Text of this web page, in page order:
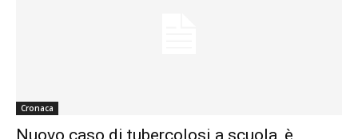
Cronaca
Nuovo caso di tubercolosi a scuola, è